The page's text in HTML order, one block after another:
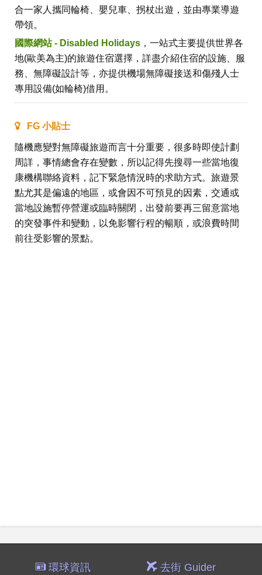
合一家人攜同輪椅、嬰兒車、拐杖出遊，並由專業導遊
帶領。
國際網站 - Disabled Holidays ，一站式主要提供世界各
地(歐美為主)的旅遊住宿選擇，詳盡介紹住宿的設施、服
務、無障礙設計等，亦提供機場無障礙接送和傷殘人士
專用設備(如輪椅)借用。
FG 小貼士
隨機應變對無障礙旅遊而言十分重要，很多時即使計劃
周詳，事情總會存在變數，所以記得先搜尋一些當地復
康機構聯絡資料，記下緊急情況時的求助方式。旅遊景
點尤其是偏遠的地區，或會因不可預見的因素，交通或
當地設施暫停營運或臨時關閉，出發前要再三留意當地
的突發事件和變動，以免影響行程的暢順，或浪費時間
前往受影響的景點。
環球資訊 去街 Guider